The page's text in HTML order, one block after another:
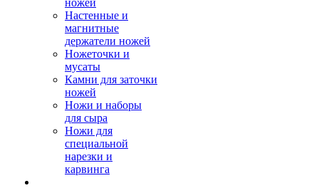
ножей
Настенные и
магнитные
держатели ножей
Ножеточки и
мусаты
Камни для заточки
ножей
Ножи и наборы
для сыра
Ножи для
специальной
нарезки и
карвинга